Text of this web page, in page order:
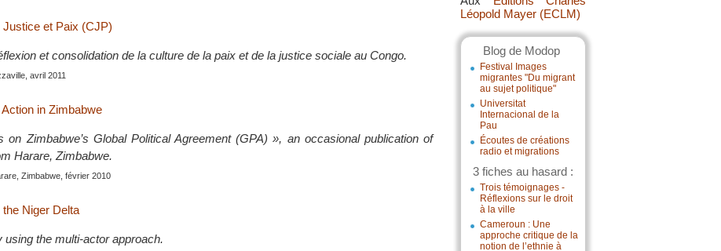
Léopold Mayer (ECLM)
Blog de Modop
Festival Images
migrantes "Du migrant
au sujet politique"
Universitat
Internacional de la
Pau
Écoutes de créations
radio et migrations
3 fiches au hasard :
Trois témoignages -
Réflexions sur le droit
à la ville
Cameroun : Une
approche critique de la
notion de l’ethnie à
et Paix (CJP)
et consolidation de la culture de la paix et de la justice sociale au Congo.
avril 2011
in Zimbabwe
on Zimbabwe’s Global Political Agreement (GPA) », an occasional publication of
Harare, Zimbabwe.
Zimbabwe, février 2010
Niger Delta
using the multi-actor approach.